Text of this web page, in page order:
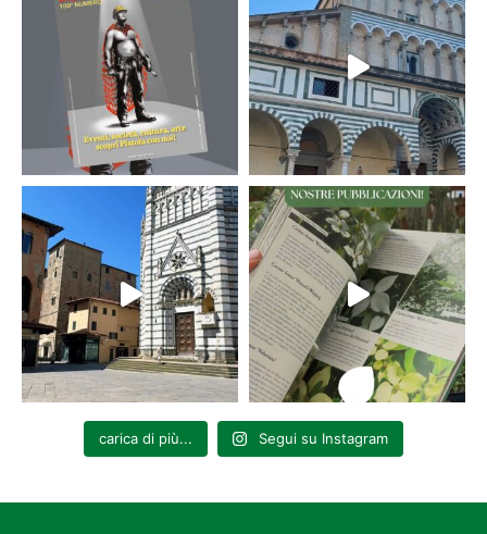
carica di più... Segui su Instagram